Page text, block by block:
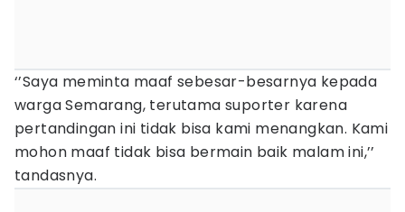
‘’Saya meminta maaf sebesar-besarnya kepada
warga Semarang, terutama suporter karena
pertandingan ini tidak bisa kami menangkan. Kami
mohon maaf tidak bisa bermain baik malam ini,’’
tandasnya.